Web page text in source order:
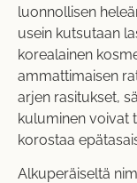
luonnollisen
usein kutsutaan
korealainen
ammattimaisen
arjen rasitukset,
kuluminen voivat
korostaa
Alkuperäiseltä